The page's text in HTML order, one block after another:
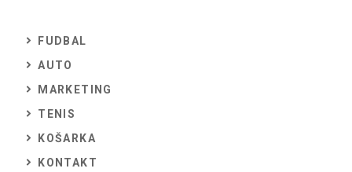
FUDBAL
AUTO
MARKETING
TENIS
KOŠARKA
KONTAKT